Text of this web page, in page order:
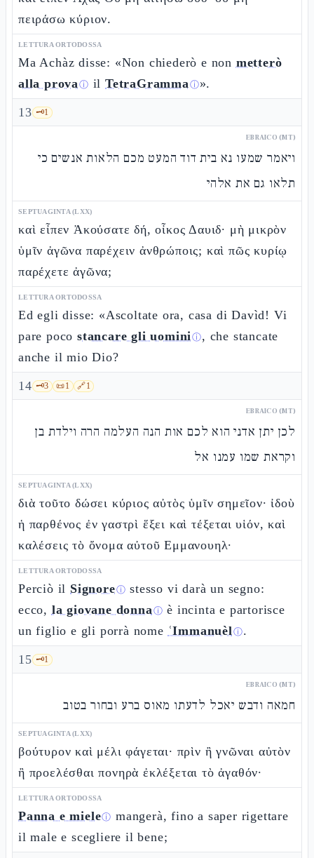
πειράσω κύριον.
LETTURA ORTODOSSA
Ma Achàz disse: «Non chiederò e non metterò
alla provaⓘ ilTetraGrammaⓘ».
13 🗝️1
EBRAICO (MT)
ויאמר שמעו נא בית דוד המעט מכם הלאות אנשים כי
תלאו גם את אלהי
SEPTUAGINTA (LXX)
καὶ εἶπεν Ἀκούσατε δή, οἶκος Δαυιδ· μὴ μικρὸν
ὑμῖν ἀγῶνα παρέχειν ἀνθρώποις; καὶ πῶς κυρίῳ
παρέχετε ἀγῶνα;
LETTURA ORTODOSSA
Ed egli disse: «Ascoltate ora, casa di Davìd! Vi
pare pocostancare gli uominiⓘ, che stancate
anche il mio Dio?
14 🗝️3 📜1 🔗1
EBRAICO (MT)
לכן יתן אדני הוא לכם אות הנה העלמה הרה וילדת בן
וקראת שמו עמנו אל
SEPTUAGINTA (LXX)
διὰ τοῦτο δώσει κύριος αὐτὸς ὑμῖν σημεῖον· ἰδοὺ
ἡ παρθένος ἐν γαστρὶ ἕξει καὶ τέξεται υἱόν, καὶ
καλέσεις τὸ ὄνομα αὐτοῦ Εμμανουηλ·
LETTURA ORTODOSSA
Perciò il Signoreⓘ stesso vi darà un segno:
ecco, la giovane donnaⓘ è incinta e partorisce
un figlio e gli porrà nome ʿImmanuèlⓘ.
15 🗝️1
EBRAICO (MT)
חמאה ודבש יאכל לדעתו מאוס ברע ובחור בטוב
SEPTUAGINTA (LXX)
βούτυρον καὶ μέλι φάγεται· πρὶν ἢ γνῶναι αὐτὸν
ἢ προελέσθαι πονηρὰ ἐκλέξεται τὸ ἀγαθόν·
LETTURA ORTODOSSA
Panna e mieleⓘ mangerà, fino a saper rigettare
il male e scegliere il bene;